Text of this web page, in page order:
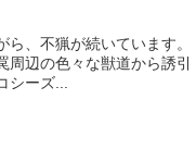
、不猟が続いています。
辺の色々な獣道から誘引
ーズ...